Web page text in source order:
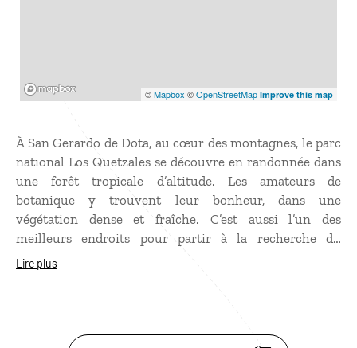
©Mapbox ©OpenStreetMap Improve this map
À San Gerardo de Dota, au cœur des montagnes, le parc
national Los Quetzales se découvre en randonnée dans
une forêt tropicale d’altitude. Les amateurs de
botanique y trouvent leur bonheur, dans une
végétation dense et fraîche. C’est aussi l’un des
meilleurs endroits pour partir à la recherche du
quetzal, souvent aperçu près des avocatiers dont il
Lire plus